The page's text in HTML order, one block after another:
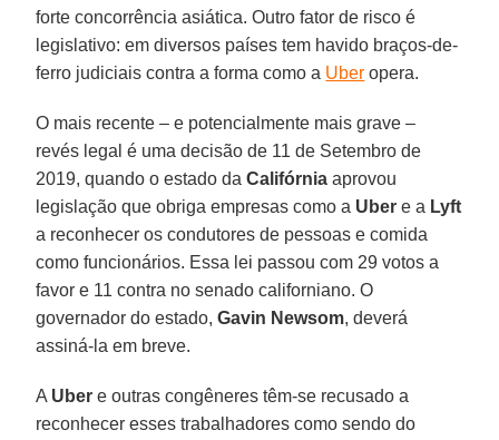
forte concorrência asiática. Outro fator de risco é
legislativo: em diversos países tem havido braços-de-
ferro judiciais contra a forma como a Uber opera.
O mais recente – e potencialmente mais grave –
revés legal é uma decisão de 11 de Setembro de
2019, quando o estado daCalifórnia aprovou
legislação que obriga empresas como a Uber e a Lyft
a reconhecer os condutores de pessoas e comida
como funcionários. Essa lei passou com 29 votos a
favor e 11 contra no senado californiano. O
governador do estado,Gavin Newsom, deverá
assiná-la em breve.
A Uber e outras congêneres têm-se recusado a
reconhecer esses trabalhadores como sendo do